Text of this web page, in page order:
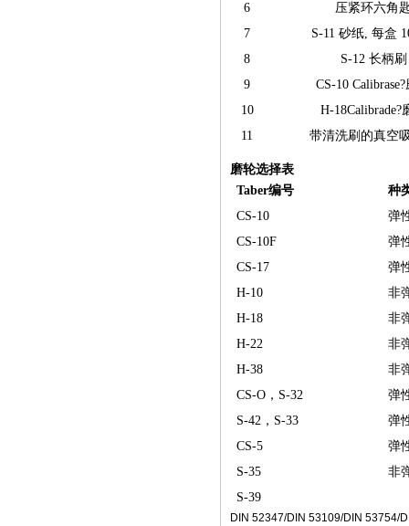
6
压紧环六角
7
S-11 砂纸, 每盒
8
S-12 长柄刷
9
CS-10
10
H-18Calibrade?
11
带清洗刷的真空
磨轮选择表
Taber编号
种
CS-10
弹
CS-10F
弹
CS-17
弹
H-10
非
H-18
非
H-22
非
H-38
非
CS-O，S-32
弹
S-42，S-33
弹
CS-5
弹
S-35
非
S-39
DIN 52347/DIN 53109/DIN 53754/